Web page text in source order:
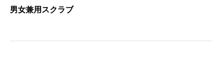
男女兼用スクラブ